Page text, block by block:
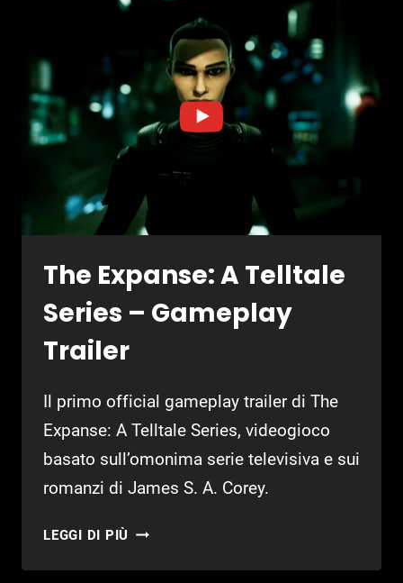
ANNUNCIA
FINESTRA
LANCIO
The Expanse: A Telltale
Series – Gameplay
Trailer
Il primo official gameplay trailer di The
Expanse: A Telltale Series, videogioco
basato sull’omonima serie televisiva e sui
romanzi di James S. A. Corey.
LEGGI DI PIÙ THE
A